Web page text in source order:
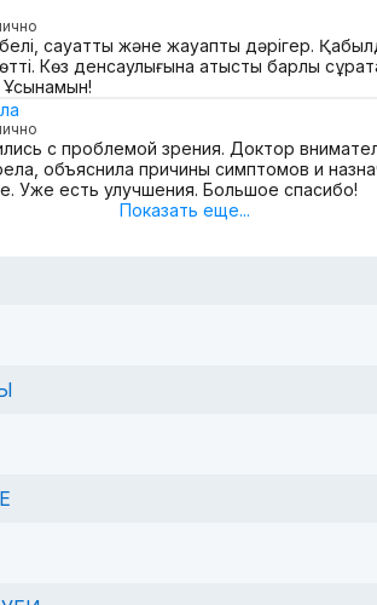
сауатты және жауапты дәрігер.
Көз денсаулығына қатысты барлық
с проблемой зрения. Доктор
объяснила причины симптомов и
Уже есть улучшения. Большое спасибо!
Показать еще...